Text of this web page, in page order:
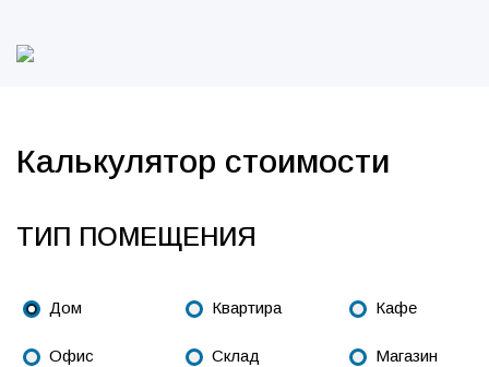
Калькулятор стоимости
ТИП ПОМЕЩЕНИЯ
Дом Квартира Кафе
Офис Склад Магазин